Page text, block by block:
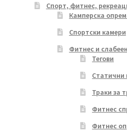
Спорт, фитнес,
Камперска
Спортски камери
Фитнес и
Тегови
Статични
Траки за
Фитнес
Фитнес